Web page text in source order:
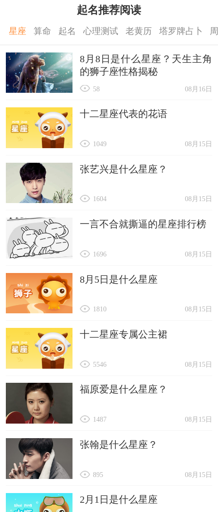
起名推荐阅读
星座 算命 起名 心理测试 老黄历 塔罗牌占卜
8月8日是什么星座？天生主角
的狮子座性格揭秘
08月16日
58
十二星座代表的花语
08月15日
1049
张艺兴是什么星座？
08月15日
1604
一言不合就撕逼的星座排行榜
08月15日
1696
8月5日是什么星座
08月15日
1810
十二星座专属公主裙
08月15日
5546
福原爱是什么星座？
08月15日
1487
张翰是什么星座？
08月15日
895
2月1日是什么星座